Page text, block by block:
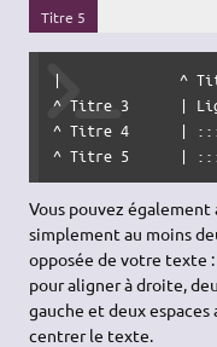
Titre 5
|              ^
^ Titre 3      |
^ Titre 4
^ Titre 5      |
Vous pouvez également
simplement au moins
opposée de votre texte :
pour aligner à droite,
gauche et deux espaces
centrer le texte.